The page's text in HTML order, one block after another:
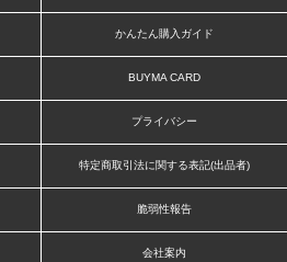
かんたん購入ガイド
BUYMA CARD
プライバシー
特定商取引法に関する表記(出品者)
脆弱性報告
会社案内